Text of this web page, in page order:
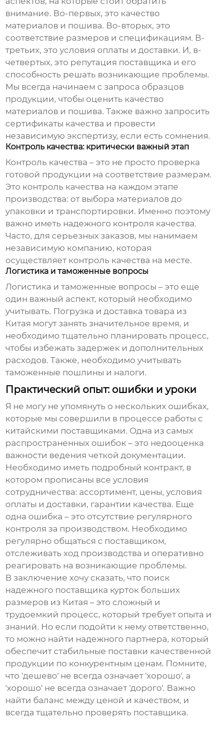
внимание. Во-первых, это качество
материалов и пошива. Во-вторых, это
соответствие размеров и спецификациям. В-
третьих, это условия оплаты и доставки. И, в-
четвертых, это репутация поставщика и его
способность решать возникающие проблемы.
Мы всегда начинаем с запроса образцов
продукции, чтобы оценить качество
материалов и пошива. Также важно запросить
сертификаты качества и провести
независимую экспертизу, если есть сомнения.
Контроль качества: критически важный этап
Контроль качества – это не просто проверка
готовой продукции на соответствие размерам.
Это контроль качества на каждом этапе
производства: от выбора материалов до
упаковки и транспортировки. Именно поэтому
важно иметь надежного контроля качества.
Часто, для серьезных заказов, мы нанимаем
независимую компанию, которая
осуществляет контроль качества на месте.
Логистика и таможенные вопросы
Логистика и таможенные вопросы – это еще
один важный аспект, который необходимо
учитывать. Погрузка и доставка товара из
Китая могут занять значительное время, и
необходимо тщательно планировать процесс,
чтобы избежать задержек и дополнительных
расходов. Также, необходимо учитывать
таможенные пошлины и налоги.
Практический опыт: ошибки и уроки
Я не могу не упомянуть о нескольких ошибках,
которые мы совершили в процессе работы с
китайскими поставщиками. Одна из самых
распространенных ошибок – это недооценка
важности ведения четкой документации.
Необходимо иметь подробный контракт, в
котором прописаны все условия
сотрудничества: ассортимент, цены, условия
оплаты и доставки, гарантии качества. Еще
одна ошибка – это отсутствие регулярного
контроля за производством. Необходимо
регулярно общаться с поставщиком,
отслеживать ход производства и оперативно
реагировать на возникающие проблемы.
В заключение хочу сказать, что поиск
надежного поставщика курток больших
размеров из Китая – это сложный и
трудоемкий процесс, который требует опыта и
знаний. Но если подойти к нему ответственно,
то можно найти надежного партнера, который
обеспечит стабильные поставки качественной
продукции по конкурентным ценам. Помните,
что 'дешево' не всегда означает 'хорошо', а
'хорошо' не всегда означает 'дорого'. Важно
найти баланс между ценой и качеством, и
всегда тщательно проверять поставщика.